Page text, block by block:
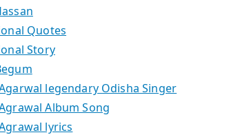
Quotes
Story
legendary Odisha Singer
Album Song
lyrics